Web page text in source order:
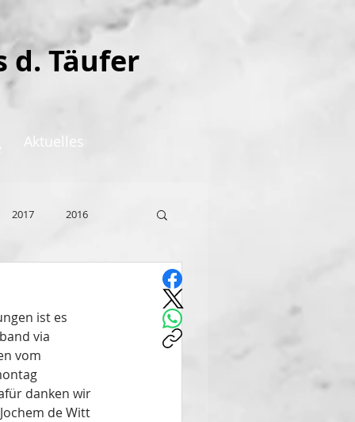
d. Täufer
Aktuelles
2017 2016
ist es
via
vom
danken wir
de Witt